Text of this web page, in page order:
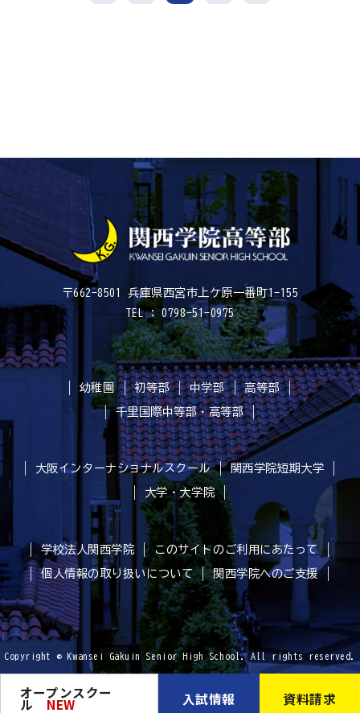
オープンスクー
ル NEW 入試情報 資料請求
〒662-8501 兵庫県西宮市上ケ原一番町1-155
TEL : 0798-51-0975
幼稚園 初等部 中学部
高等部
千里国際中等部・高等部
大阪インターナショナルスクール
関西学院短期大学
大学・大学院
学校法人関西学院
このサイトのご利用にあたって
個人情報の取り扱いについて
関西学院へのご支援
Copyright © Kwansei Gakuin Senior High School. All rights reserved.